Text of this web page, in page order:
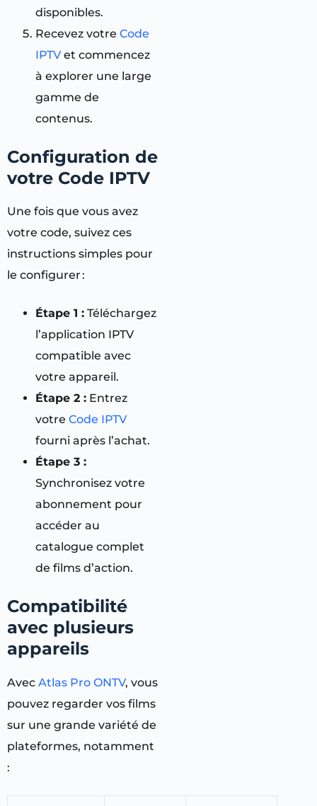
disponibles.
Recevez votre Code
IPTVet commencez
à explorer une large
gamme de
contenus.
Configuration de
votre Code IPTV
Une fois que vous avez
votre code, suivez ces
instructions simples pour
le configurer :
Étape 1 : Téléchargez
l’application IPTV
compatible avec
votre appareil.
Étape 2 : Entrez
votre Code IPTV
fourni après l’achat.
Étape 3 :
Synchronisez votre
abonnement pour
accéder au
catalogue complet
de films d’action.
Compatibilité
avec plusieurs
appareils
Avec Atlas Pro ONTV, vous
pouvez regarder vos films
sur une grande variété de
plateformes, notamment
: